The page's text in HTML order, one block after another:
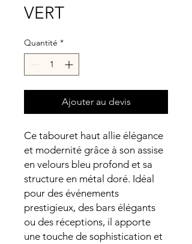
VERT
Quantité *
Ajouter au devis
Ce tabouret haut allie élégance
et modernité grâce à son assise
en velours bleu profond et sa
structure en métal doré. Idéal
pour des événements
prestigieux, des bars élégants
ou des réceptions, il apporte
une touche de sophistication et